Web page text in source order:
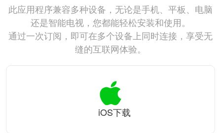
此应用程序兼容多种设备，无论是手机、平板、电脑
还是智能电视，您都能轻松安装和使用。
通过一次订阅，即可在多个设备上同时连接，享受无
缝的互联网体验。
iOS下载